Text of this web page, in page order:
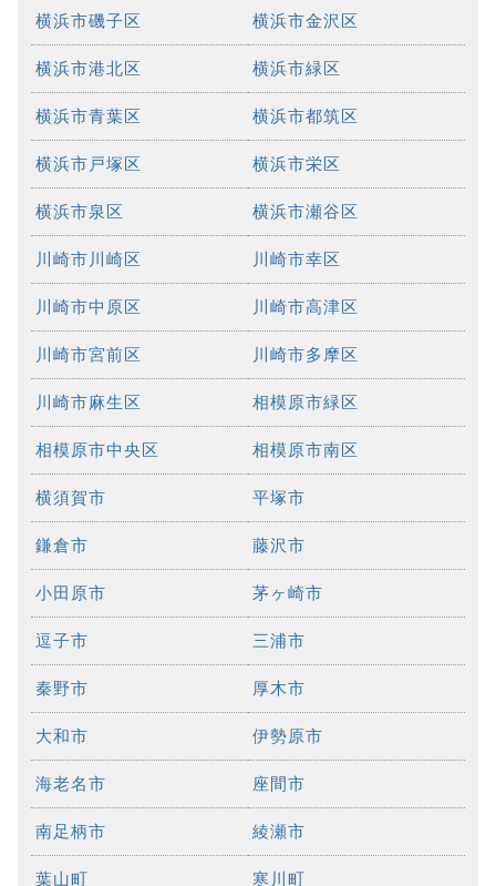
横浜市磯子区 横浜市金沢区
横浜市港北区 横浜市緑区
横浜市青葉区 横浜市都筑区
横浜市戸塚区 横浜市栄区
横浜市泉区 横浜市瀬谷区
川崎市川崎区 川崎市幸区
川崎市中原区 川崎市高津区
川崎市宮前区 川崎市多摩区
川崎市麻生区 相模原市緑区
相模原市中央区 相模原市南区
横須賀市 平塚市
鎌倉市 藤沢市
小田原市 茅ヶ崎市
逗子市 三浦市
秦野市 厚木市
大和市 伊勢原市
海老名市 座間市
南足柄市 綾瀬市
葉山町 寒川町